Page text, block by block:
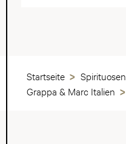
Startseite Spirituosen
Grappa & Marc Italien